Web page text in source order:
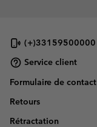
(+)33159500000
Service client
Formulaire de contact
Retours
Rétractation